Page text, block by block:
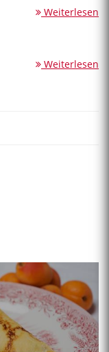
Weiterlesen
Weiterlesen